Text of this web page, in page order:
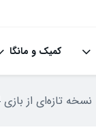
کمیک و مانگا
نسخه تازه‌ای از بازی Fallout 4 معرفی شد که برای Switch 2 نیز منتشر می‌شود